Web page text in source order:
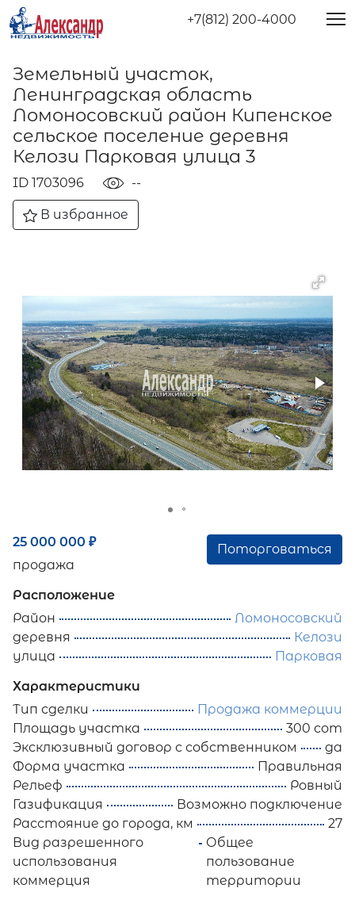
+7(812) 200-4000
Земельный участок,
Ленинградская область
Ломоносовский район Кипенское
сельское поселение деревня
Келози Парковая улица 3
ID 1703096 --
В избранное
25 000 000 ₽
продажа
Поторговаться
Расположение
Район
Ломоносовский
деревня
Келози
улица
Парковая
Характеристики
Тип сделки
Продажа коммерции
Площадь участка
300 сот
Эксклюзивный договор с собственником
да
Форма участка
Правильная
Рельеф
Ровный
Газификация
Возможно подключение
Расстояние до города, км
27
Вид разрешенного
использования
коммерция
Общее
пользование
территории